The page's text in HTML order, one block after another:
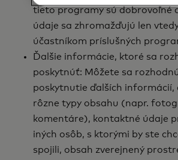
tieto programy sú dobrovoľné
údaje sa zhromažďujú len
účastníkom príslušných
Ďalšie informácie, ktoré sa
poskytnúť: Môžete sa
poskytnutie ďalších informácií,
rôzne typy obsahu (napr.
komentáre), kontaktné údaje
iných osôb, s ktorými by ste
spojili, obsah zverejnený